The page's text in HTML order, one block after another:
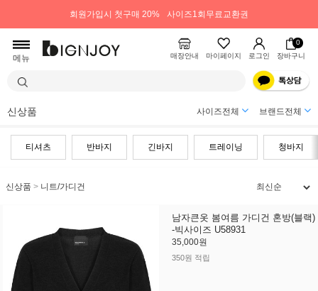
회원가입시 첫구매 20% 사이즈1회무료교환권
메뉴 매장안내 마이페이지 로그인
0
장바구니
신상품 사이즈전체 브랜드전체
티셔츠 반바지 긴바지 트레이닝 청바지
신상품 > 니트/가디건
남자큰옷 봄여름 가디건 혼방(블랙)
-빅사이즈 U58931
35,000원
350원 적립